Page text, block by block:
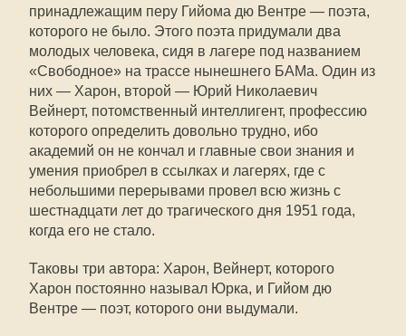
принадлежащим перу Гийома дю Вентре — поэта,
которого не было. Этого поэта придумали два
молодых человека, сидя в лагере под названием
«Свободное» на трассе нынешнего БАМа. Один из
них — Харон, второй — Юрий Николаевич
Вейнерт, потомственный интеллигент, профессию
которого определить довольно трудно, ибо
академий он не кончал и главные свои знания и
умения приобрел в ссылках и лагерях, где с
небольшими перерывами провел всю жизнь с
шестнадцати лет до трагического дня 1951 года,
когда его не стало.
Таковы три автора: Харон, Вейнерт, которого
Харон постоянно называл Юрка, и Гийом дю
Вентре — поэт, которого они выдумали.